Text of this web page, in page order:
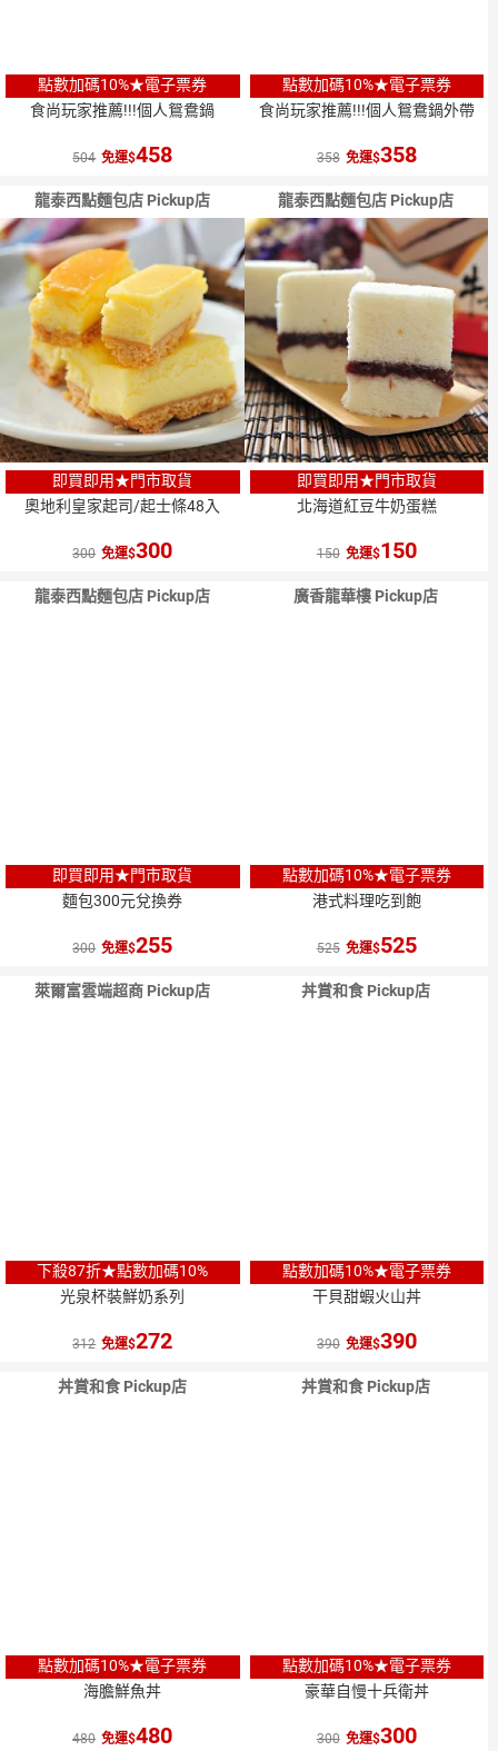
點數加碼10%★電子票券
食尚玩家推薦!!!個人鴛鴦鍋
504 免運 458
點數加碼10%★電子票券
食尚玩家推薦!!!個人鴛鴦鍋外帶
358 免運 358
龍泰西點麵包店 Pickup店
即買即用★門市取貨
奧地利皇家起司/起士條48入
300 免運 300
龍泰西點麵包店 Pickup店
即買即用★門市取貨
北海道紅豆牛奶蛋糕
150 免運 150
龍泰西點麵包店 Pickup店
即買即用★門市取貨
麵包300元兌換券
300 免運 255
廣香龍華樓 Pickup店
點數加碼10%★電子票券
港式料理吃到飽
525 免運 525
萊爾富雲端超商 Pickup店
下殺87折★點數加碼10%
光泉杯裝鮮奶系列
312 免運 272
丼賞和食 Pickup店
點數加碼10%★電子票券
干貝甜蝦火山丼
390 免運 390
丼賞和食 Pickup店
點數加碼10%★電子票券
海膽鮮魚丼
480 免運 480
丼賞和食 Pickup店
點數加碼10%★電子票券
豪華自慢十兵衛丼
300 免運 300